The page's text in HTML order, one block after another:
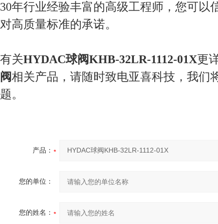
30年行业经验丰富的高级工程师，您可以
对高质量标准的承诺。
有关HYDAC球阀KHB-32LR-1112-01X更
阀相关产品，请随时致电亚喜科技，我们
题。
产品：
您的单位：
您的姓名：